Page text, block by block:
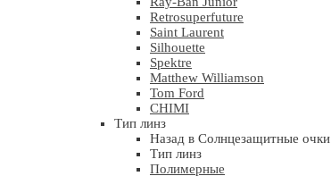
Retrosuperfuture
Saint Laurent
Silhouette
Spektre
Matthew Williamson
Tom Ford
CHIMI
Тип линз
Назад в Солнцезащитные очки
Тип линз
Полимерные